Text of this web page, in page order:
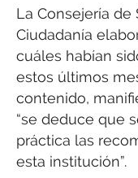
La Consejería de
Ciudadanía
cuáles habían
estos últimos
contenido,
“se deduce que
práctica las
esta institución”.